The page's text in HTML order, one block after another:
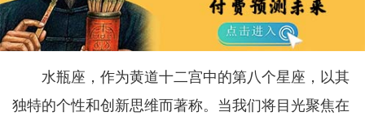
水瓶座，作为黄道十二宫中的第八个星座，以其
独特的个性和创新思维而著称。当我们将目光聚焦在